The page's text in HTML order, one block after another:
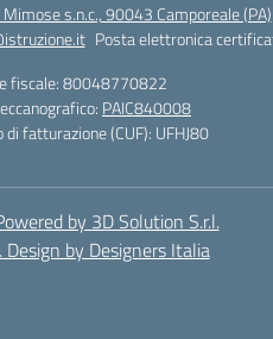
Mimose s.n.c., 90043 Camporeale (PA)
Posta elettronica
fiscale: 80048770822
PAIC840008
di fatturazione (CUF): UFHJ80
by 3D Solution S.r.l.
Design by Designers Italia